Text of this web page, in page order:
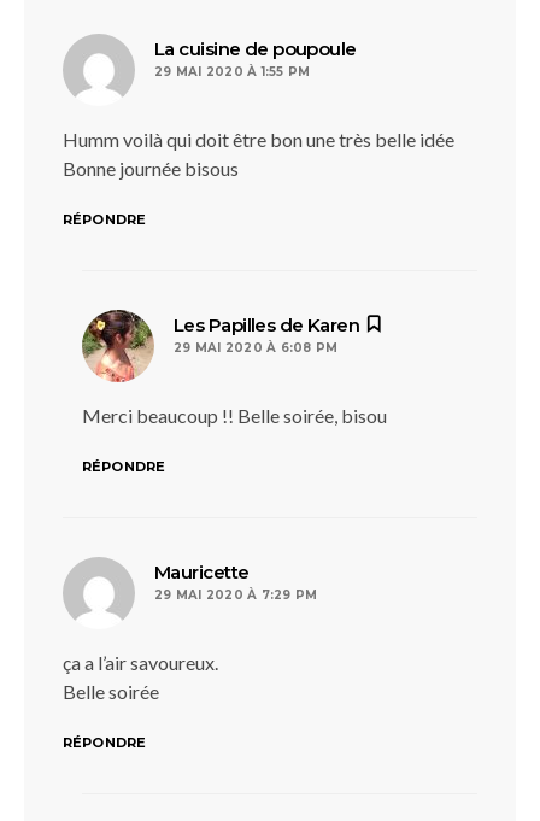
La cuisine de poupoule
29 MAI 2020 À 1:55 PM
Humm voilà qui doit être bon une très belle idée
Bonne journée bisous
RÉPONDRE
Les Papilles de Karen
29 MAI 2020 À 6:08 PM
Merci beaucoup !! Belle soirée, bisou
RÉPONDRE
Mauricette
29 MAI 2020 À 7:29 PM
ça a l’air savoureux.
Belle soirée
RÉPONDRE